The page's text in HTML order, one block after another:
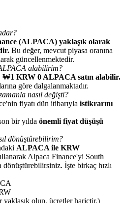
ödüller kazan
(ALPACA) yaklaşık olarak
Bu değer, mevcut piyasa oranına
güncellenmektedir.
alabilirim?
₩1 KRW 0 ALPACA satın alabilir.
göre dalgalanmaktadır.
nasıl değişti?
fiyatı dün itibarıyla istikrarını
bir yılda önemli fiyat düşüşü
dönüştürebilirim?
ALPACA ile KRW
Alpaca Finance'yi South
dönüştürebilirsiniz. İşte birkaç hızlı
yaklaşık olup, ücretler hariçtir.)